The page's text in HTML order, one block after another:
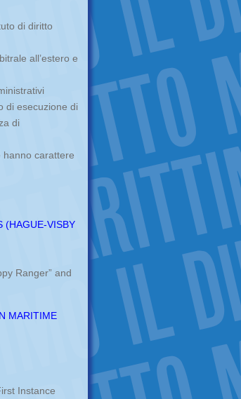
di diritto
all’estero e
di esecuzione di
di
hanno carattere
(HAGUE-VISBY
Ranger” and
MARITIME
Instance